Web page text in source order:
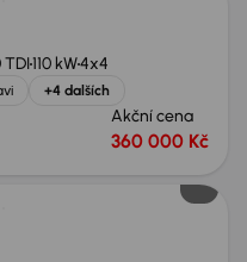
TDI110 kW4x4
+4 dalších
Akční cena
360 000 Kč